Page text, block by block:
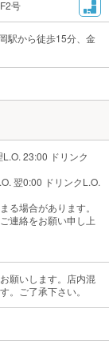
号
駅から徒歩15分、金
23:00 ドリンク
翌0:00 ドリンクL.O.
る場合があります。
連絡をお願い申し上
願いします。店内混
。ご了承下さい。